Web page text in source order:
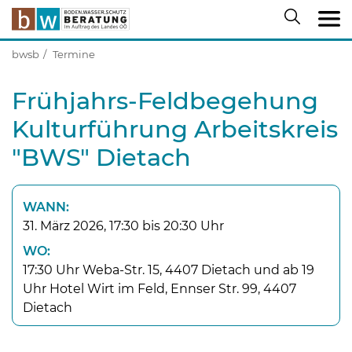
bwsb Termine
Frühjahrs-Feldbegehung
Kulturführung Arbeitskreis
"BWS" Dietach
WANN:
31. März 2026, 17:30 bis 20:30 Uhr
WO:
17:30 Uhr Weba-Str. 15, 4407 Dietach und ab 19
Uhr Hotel Wirt im Feld, Ennser Str. 99, 4407
Dietach